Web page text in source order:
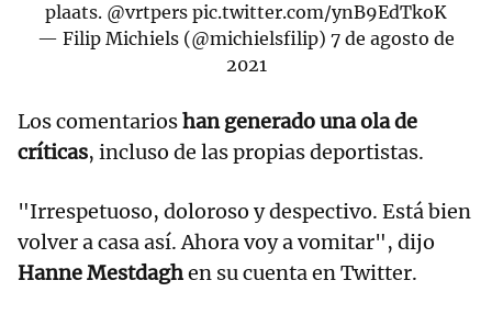
plaats. @vrtpers pic.twitter.com/ynB9EdTkoK
— Filip Michiels (@michielsfilip) 7 de agosto de
2021
Los comentarioshan generado una ola de
críticas, incluso de las propias deportistas.
"Irrespetuoso, doloroso y despectivo. Está bien
volver a casa así. Ahora voy a vomitar", dijo
Hanne Mestdaghen su cuenta en Twitter.